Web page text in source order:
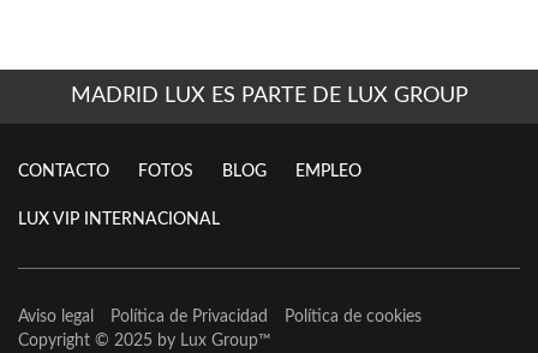
MADRID LUX ES PARTE DE LUX GROUP
CONTACTO FOTOS BLOG EMPLEO
LUX VIP INTERNACIONAL
Aviso legal Política de Privacidad
Política de cookies
Copyright © 2025 by Lux Group™